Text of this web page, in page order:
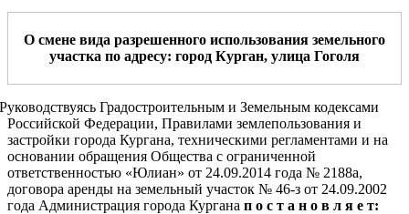
О смене вида разрешенного использования земельного
участка по адресу: город Курган, улица Гоголя
Градостроительным и Земельным кодексами
Российской Федерации, Правилами землепользования и
застройки города Кургана, техническими регламентами и на
основании обращения Общества с ограниченной
ответственностью «Юлиан» от 24.09.2014 года № 2188а,
договора аренды на земельный участок № 46-з от 24.09.2002
года Администрация города Кургана п о с т а н о в л я е т: